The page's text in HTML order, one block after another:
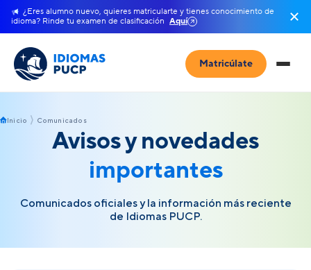
¿Eres alumno nuevo, quieres matricularte y tienes conocimiento de
idioma? Rinde tu examen de clasificación Aquí
Matricúlate
Inicio Comunicados
Avisos y novedades
importantes
Comunicados oficiales y la información más reciente
de Idiomas PUCP.